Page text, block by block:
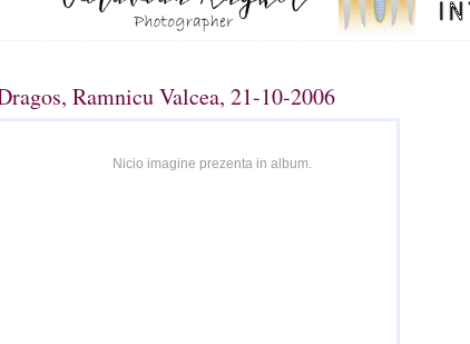
Ramnicu Valcea, 21-10-2006
Nicio imagine prezenta in album.